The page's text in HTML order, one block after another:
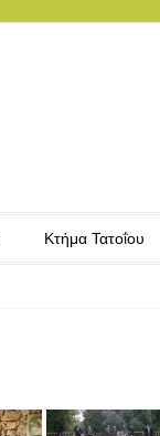
Κτήμα Τατοΐου